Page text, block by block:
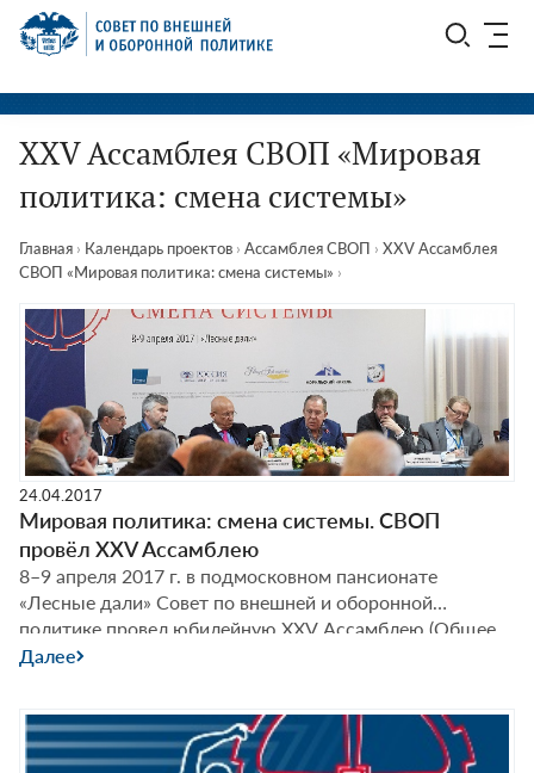
Перейти
СВОП
ХХV Ассамблея СВОП «Мировая
политика: смена системы»
Главная › Календарь проектов › Ассамблея СВОП › ХХV Ассамблея
СВОП «Мировая политика: смена системы» ›
24.04.2017
Мировая политика: смена системы. СВОП
провёл XXV Ассамблею
8–9 апреля 2017 г. в подмосковном пансионате
«Лесные дали» Совет по внешней и оборонной
политике провел юбилейную XXV Ассамблею (Общее
собрание). Вел заседания Федор ЛУКЬЯНОВ,
исследователь факультета мировой экономики и
мировой политики НИУ ВШЭ.
Далее